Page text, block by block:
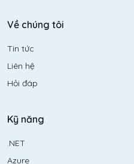
Về chúng tôi
Tin tức
Liên hệ
Hỏi đáp
Kỹ năng
.NET
Azure